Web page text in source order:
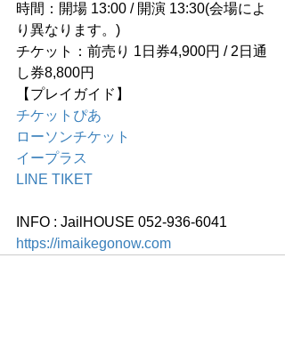
時間：開場 13:00 / 開演 13:30(会場によ
り異なります。)
チケット：前売り 1日券4,900円 / 2日通
し券8,800円
【プレイガイド】
チケットぴあ
ローソンチケット
イープラス
LINE TIKET
INFO : JailHOUSE 052-936-6041
https://imaikegonow.com